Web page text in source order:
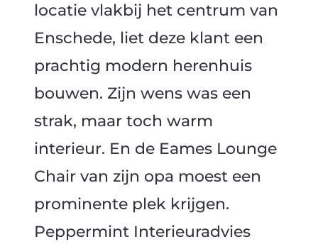
locatie vlakbij het centrum van
Enschede, liet deze klant een
prachtig modern herenhuis
bouwen. Zijn wens was een
strak, maar toch warm
interieur. En de Eames Lounge
Chair van zijn opa moest een
prominente plek krijgen.
Peppermint Interieuradvies